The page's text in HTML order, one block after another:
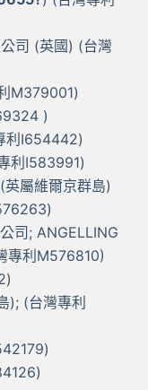
司 (英國) (台灣
M379001)
)
利I654442)
利I583991)
屬維爾京群島)
司; ANGELLING
專利M576810)
); (台灣專利